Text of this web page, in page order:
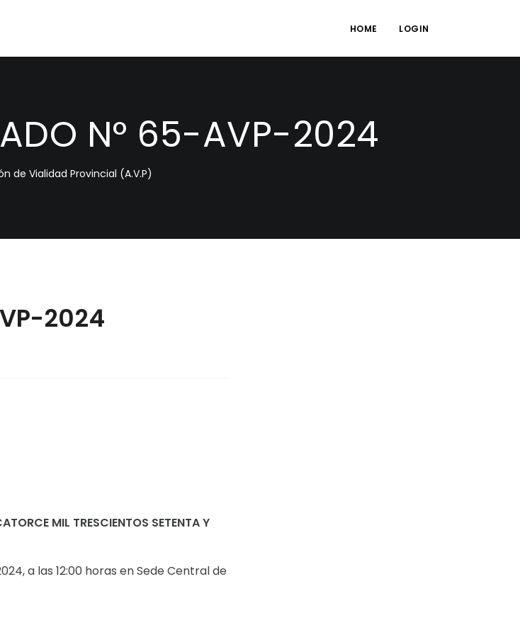
HOME LOGIN
N° 65-AVP-2024
de Vialidad Provincial (A.V.P)
2024
MIL TRESCIENTOS SETENTA Y
a las 12:00 horas en Sede Central de